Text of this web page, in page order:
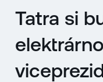
Tatra si